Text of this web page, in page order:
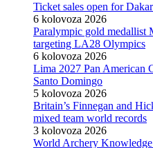
Ticket sales open for
6 kolovoza 2026
Paralympic gold medallist
targeting LA28 Olympics
6 kolovoza 2026
Lima 2027 Pan American
Santo Domingo
5 kolovoza 2026
Britain’s Finnegan and
mixed team world records
3 kolovoza 2026
World Archery